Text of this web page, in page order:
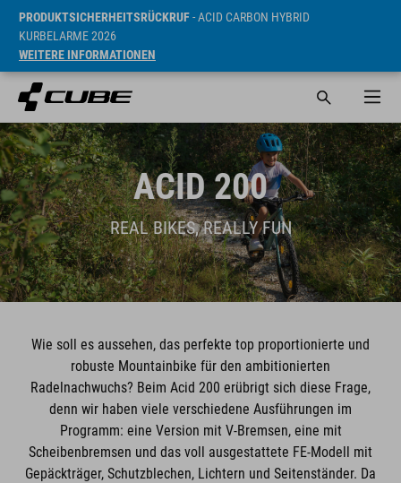
PRODUKTSICHERHEITSRÜCKRUF- ACID CARBON HYBRID
KURBELARME 2026
WEITERE INFORMATIONEN
ACID 200
REAL BIKES, REALLY FUN
Wie soll es aussehen, das perfekte top proportionierte und
robuste Mountainbike für den ambitionierten
Radelnachwuchs? Beim Acid 200 erübrigt sich diese Frage,
denn wir haben viele verschiedene Ausführungen im
Programm: eine Version mit V-Bremsen, eine mit
Scheibenbremsen und das voll ausgestattete FE-Modell mit
Gepäckträger, Schutzblechen, Lichtern und Seitenständer. Da